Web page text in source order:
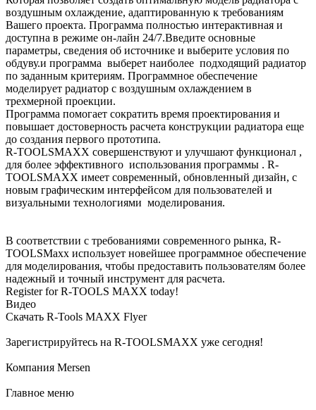
воздушным охлаждение, адаптированную к требованиям
Вашего проекта. Программа полностью интерактивная и
доступна в режиме он-лайн 24/7.Введите основные
параметры, сведения об источнике и выберите условия по
обдуву.и программа выберет наиболее подходящий радиатор
по заданным критериям. Программное обеспечение
моделирует радиатор с воздушным охлаждением в
трехмерной проекции.
Программа помогает сократить время проектирования и
повышает достоверность расчета конструкции радиатора еще
до создания первого прототипа.
R-TOOLSMAXX совершенствуют и улучшают функционал ,
для более эффективного использования программы . R-
TOOLSMAXX имеет современный, обновленный дизайн, с
новым графическим интерфейсом для пользователей и
визуальными технологиями моделирования.
В соответствии с требованиями современного рынка, R-
TOOLSMaxx использует новейшее программное обеспечение
для моделирования, чтобы предоставить пользователям более
надежный и точный инструмент для расчета.
Register for R-TOOLS MAXX today!
Видео
Скачать R-Tools MAXX Flyer
Зарегистрируйтесь на R-TOOLSMAXX уже сегодня!
Компания Mersen
Главное меню